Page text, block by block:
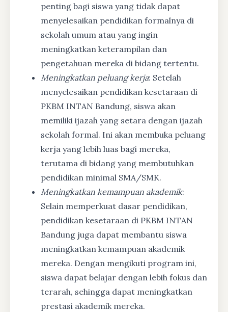
penting bagi siswa yang tidak dapat
menyelesaikan pendidikan formalnya di
sekolah umum atau yang ingin
meningkatkan keterampilan dan
pengetahuan mereka di bidang tertentu.
Meningkatkan peluang kerja: Setelah
menyelesaikan pendidikan kesetaraan di
PKBM INTAN Bandung, siswa akan
memiliki ijazah yang setara dengan ijazah
sekolah formal. Ini akan membuka peluang
kerja yang lebih luas bagi mereka,
terutama di bidang yang membutuhkan
pendidikan minimal SMA/SMK.
Meningkatkan kemampuan akademik:
Selain memperkuat dasar pendidikan,
pendidikan kesetaraan di PKBM INTAN
Bandung juga dapat membantu siswa
meningkatkan kemampuan akademik
mereka. Dengan mengikuti program ini,
siswa dapat belajar dengan lebih fokus dan
terarah, sehingga dapat meningkatkan
prestasi akademik mereka.